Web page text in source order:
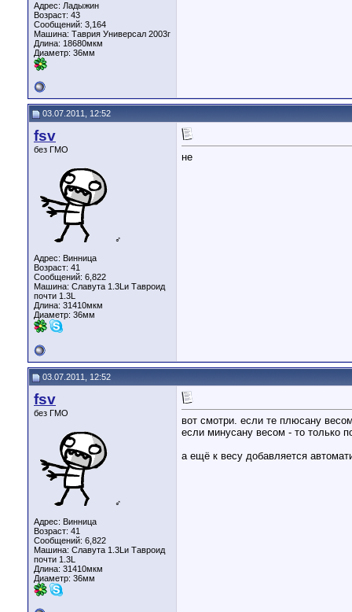
Адрес: Ладыжин
Возраст: 43
Сообщений: 3,164
Машина: Таврия Универсал 2003г
Длина: 18680мкм
Диаметр: 36мм
03.07.2011, 12:52
fsv
без ГМО
♂
Адрес: Винница
Возраст: 41
Сообщений: 6,822
Машина: Славута 1.3Lи Тавроид
почти 1.3L
Длина: 31410мкм
Диаметр: 36мм
не
03.07.2011, 12:52
fsv
без ГМО
♂
Адрес: Винница
Возраст: 41
Сообщений: 6,822
Машина: Славута 1.3Lи Тавроид
почти 1.3L
Длина: 31410мкм
Диаметр: 36мм
вот смотри. если те плюсану
если минусану весом - то только
а ещё к весу добавляется